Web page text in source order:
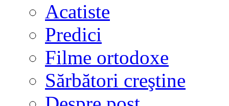
Acatiste
Predici
Filme ortodoxe
Sărbători creştine